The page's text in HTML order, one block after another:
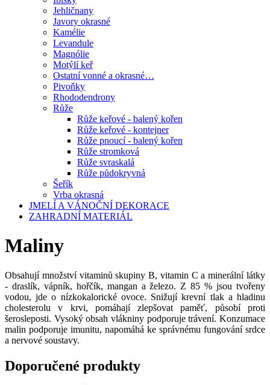
Jehličnany
Javory okrasné
Kamélie
Levandule
Magnólie
Motýlí keř
Ostatní vonné a okrasné…
Pivoňky
Rhododendrony
Růže
Růže keřové - balený kořen
Růže keřové - kontejner
Růže pnoucí - balený kořen
Růže stromková
Růže svraskalá
Růže půdokryvná
Šeřík
Vrba okrasná
JMELÍ A VÁNOČNÍ DEKORACE
ZAHRADNÍ MATERIÁL
Maliny
Obsahují množství vitaminů skupiny B, vitamin C a minerální látky
- draslík, vápník, hořčík, mangan a železo. Z 85 % jsou tvořeny
vodou, jde o nízkokalorické ovoce. Snižují krevní tlak a hladinu
cholesterolu v krvi, pomáhají zlepšovat paměť, působí proti
šerosleposti. Vysoký obsah vlákniny podporuje trávení. Konzumace
malin podporuje imunitu, napomáhá ke správnému fungování srdce
a nervové soustavy.
Doporučené produkty